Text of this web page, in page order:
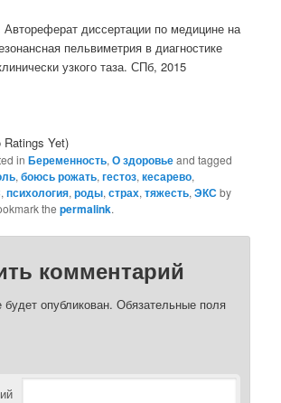
диссертации по медицине на
пельвиметрия в диагностике
узкого таза. СПб, 2015
Ratings Yet)
inБеременность,О здоровьеand tagged
,боюсь рожать,гестоз,кесарево,
,психология,роды,страх,тяжесть,ЭКСby
thepermalink.
комментарий
опубликован. Обязательные поля